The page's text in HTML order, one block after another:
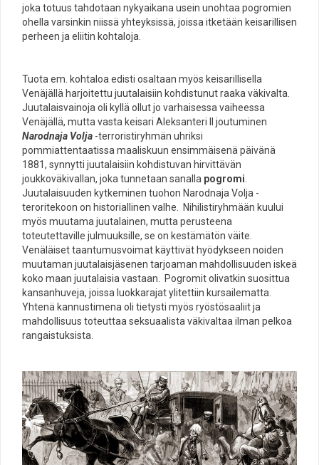
joka totuus tahdotaan nykyaikana usein unohtaa pogromien
ohella varsinkin niissä yhteyksissä, joissa itketään keisarillisen
perheen ja eliitin kohtaloja.
Tuota em. kohtaloa edisti osaltaan myös keisarillisella
Venäjällä harjoitettu juutalaisiin kohdistunut raaka väkivalta.
Juutalaisvainoja oli kyllä ollut jo varhaisessa vaiheessa
Venäjällä, mutta vasta keisari Aleksanteri II joutuminen
Narodnaja Volja -terroristiryhmän uhriksi
pommiattentaatissa maaliskuun ensimmäisenä päivänä
1881, synnytti juutalaisiin kohdistuvan hirvittävän
joukkoväkivallan, joka tunnetaan sanalla pogromi
Juutalaisuuden kytkeminen tuohon Narodnaja Volja -
teroritekoon on historiallinen valhe. Nihilistiryhmään kuului
myös muutama juutalainen, mutta perusteena
toteutettaville julmuuksille, se on kestämätön väite.
Venäläiset taantumusvoimat käyttivät hyödykseen noiden
muutaman juutalaisjäsenen tarjoaman mahdollisuuden iskeä
koko maan juutalaisia vastaan. Pogromit olivatkin suosittua
kansanhuveja, joissa luokkarajat ylitettiin kursailematta.
Yhtenä kannustimena oli tietysti myös ryöstösaaliit ja
mahdollisuus toteuttaa seksuaalista väkivaltaa ilman pelkoa
rangaistuksista.